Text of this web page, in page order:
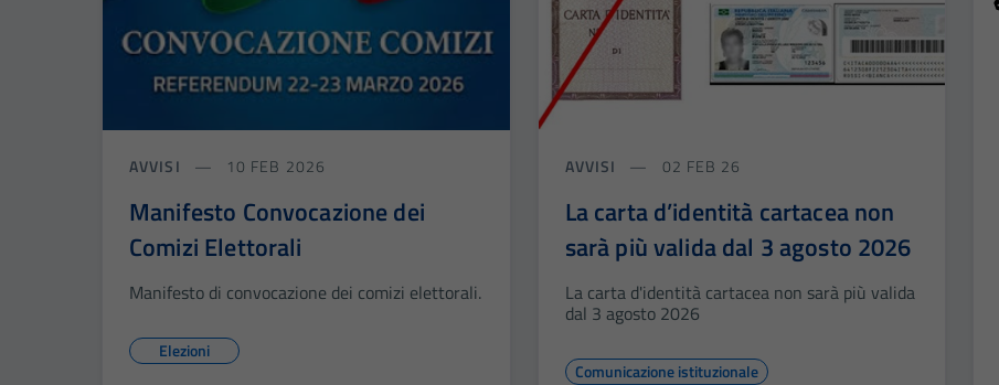
AVVISI 10 FEB 2026
Manifesto Convocazione dei
Comizi Elettorali
Manifesto di convocazione dei comizi elettorali.
Elezioni
AVVISI 02 FEB 26
La carta d’identità cartacea non
sarà più valida dal 3 agosto 2026
La carta d'identità cartacea non sarà più valida
dal 3 agosto 2026
Comunicazione istituzionale